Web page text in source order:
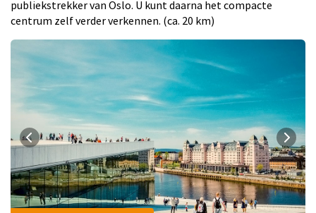
publiekstrekker van Oslo. U kunt daarna het compacte
centrum zelf verder verkennen. (ca. 20 km)